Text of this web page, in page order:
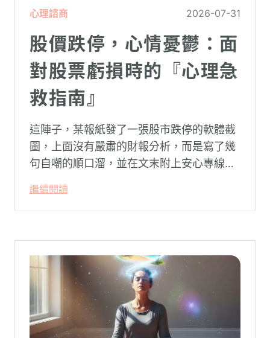
心理諮商 2026-07-31
股價跌停，心情憂鬱：面
對股票虧損時的『心理急
救指南』
這陣子，某報紙發了一張股市跌停的軟體截
圖，上面沒有嚴肅的財報分析，而是寫了幾
句自嘲的順口溜，並在文末附上安心專線與
被廣泛轉載。對許多投資人而言，螢幕上下
跌的數字背後，實質連結的是個人的財務壓
繼續閱讀